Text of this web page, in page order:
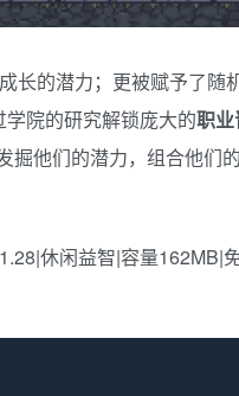
长的潜力；更被赋予了随
学院的研究解锁庞大的职
掘他们的潜力，组合他们